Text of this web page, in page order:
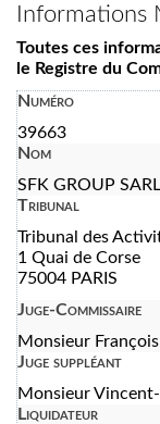
Informations
Toutes ces
le Registre du
Numéro
39663
Nom
SFK GROUP SARL
Tribunal
Tribunal des
1 Quai de Corse
75004 PARIS
Juge-Commissaire
Monsieur
Juge suppléant
Monsieur
Liquidateur